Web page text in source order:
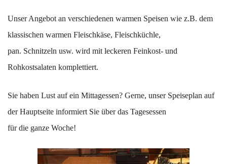
Unser Angebot an verschiedenen warmen Speisen wie z.B. dem
klassischen warmen Fleischkäse, Fleischküchle,
pan. Schnitzeln usw. wird mit leckeren Feinkost- und
Rohkostsalaten komplettiert.
Sie haben Lust auf ein Mittagessen? Gerne, unser Speiseplan auf
der Hauptseite informiert Sie über das Tagesessen
für die ganze Woche!